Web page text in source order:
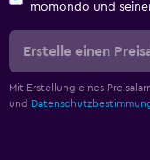
momondo und
Erstelle einen
Mit Erstellung eines
und